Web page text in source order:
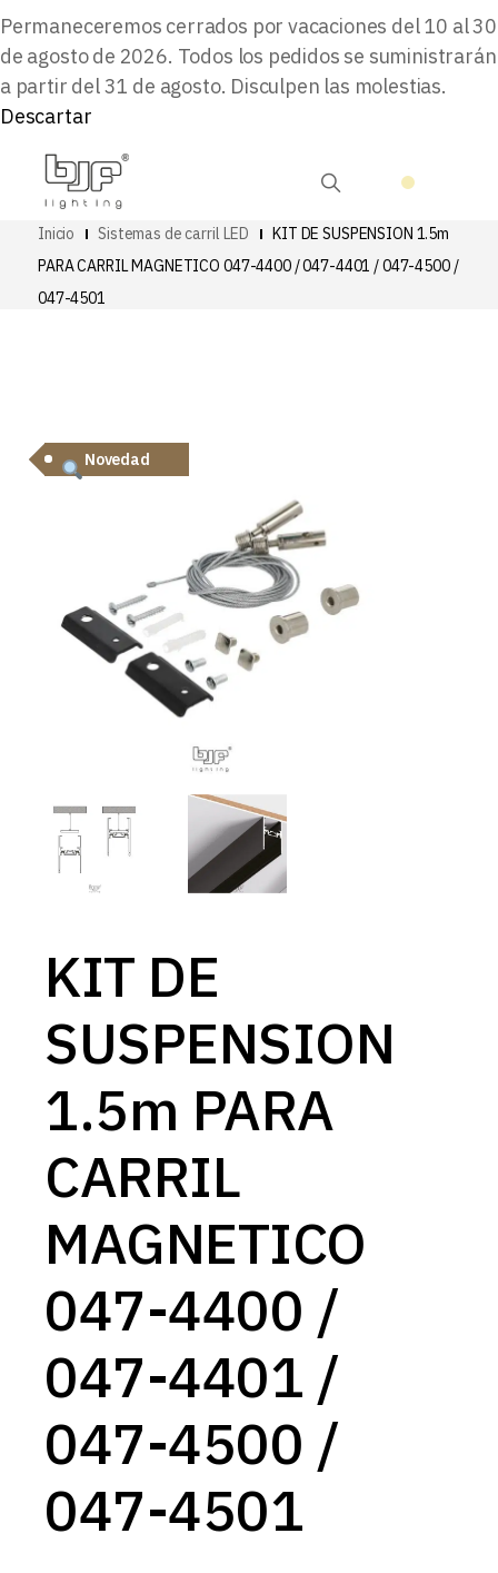
Permaneceremos cerrados por vacaciones del 10 al 30
de agosto de 2026. Todos los pedidos se suministrarán
a partir del 31 de agosto. Disculpen las molestias.
Descartar
Inicio Sistemas de carril LED
KIT DE SUSPENSION 1.5m
PARA CARRIL MAGNETICO 047-4400 / 047-4401 / 047-4500 /
047-4501
Novedad
KIT DE
SUSPENSION
1.5m PARA
CARRIL
MAGNETICO
047-4400 /
047-4401 /
047-4500 /
047-4501